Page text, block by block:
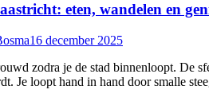
eten, wandelen en
16 december 2025
zodra je de stad binnenloopt. De
Je loopt hand in hand door smalle